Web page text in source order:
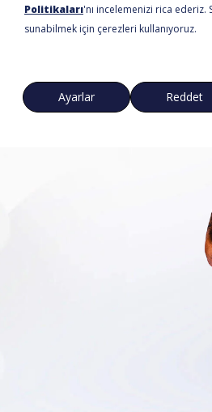
Heyecan dolu maçlar,
ile dopdolu sporun